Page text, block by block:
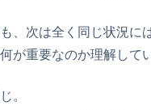
、次は全く同じ状況に
が重要なのか理解して
。